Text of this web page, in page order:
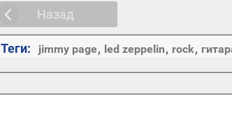
Назад
Теги: jimmy page, led zeppelin, rock,